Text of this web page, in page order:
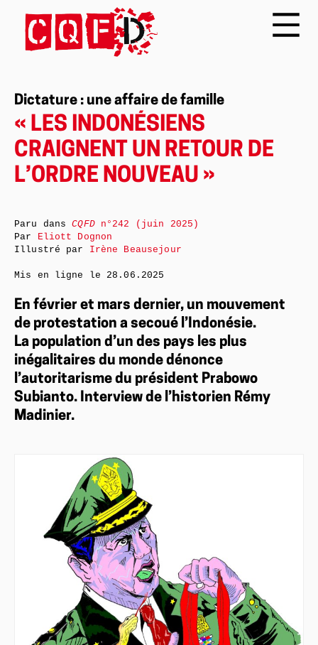
Dictature : une affaire de famille
« LES INDONÉSIENS
CRAIGNENT UN RETOUR DE
L’ORDRE NOUVEAU »
En février et mars dernier, un mouvement
de protestation a secoué l’Indonésie.
La population d’un des pays les plus
inégalitaires du monde dénonce
l’autoritarisme du président Prabowo
Subianto. Interview de l’historien Rémy
Madinier.
Paru dansCQFDn°242 (juin 2025)
Par Eliott Dognon
Illustré par Irène Beausejour
Mis en ligne le 28.06.2025